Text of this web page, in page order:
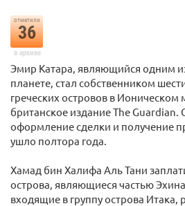
отметили
36
в архиве
Эмир Катара, являющийся одним
планете, стал собственником
греческих островов в
британское издание The Guardian.
оформление сделки и получение
ушло полтора года.
Хамад бин Халифа Аль Тани
острова, являющиеся частью
входящие в группу острова Итака,